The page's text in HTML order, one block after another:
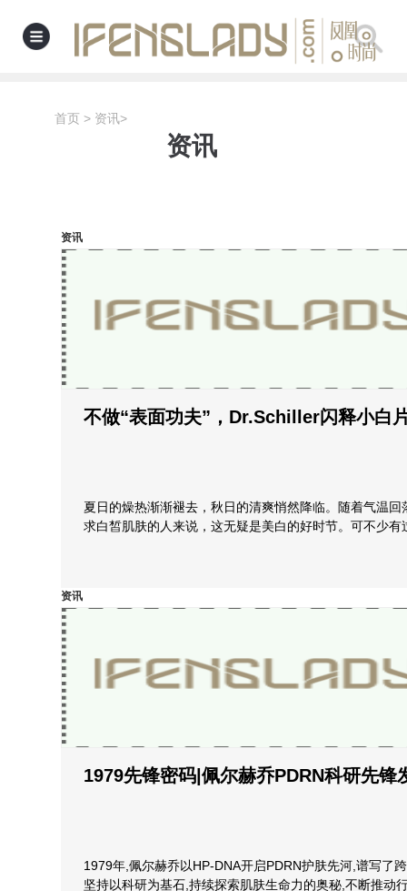
首页 > 资讯>
资讯
资讯
不做“表面功夫”，Dr.Schiller闪释小白
夏日的燥热渐渐褪去，秋日的清爽悄然降临。随着气温
求白皙肌肤的人来说，这无疑是美白的好时节。可不少有
资讯
1979先锋密码|佩尔赫乔PDRN科研先锋
1979年,佩尔赫乔以HP-DNA开启PDRN护肤先河,谱写了
坚持以科研为基石,持续探索肌肤生命力的奥秘,不断推动